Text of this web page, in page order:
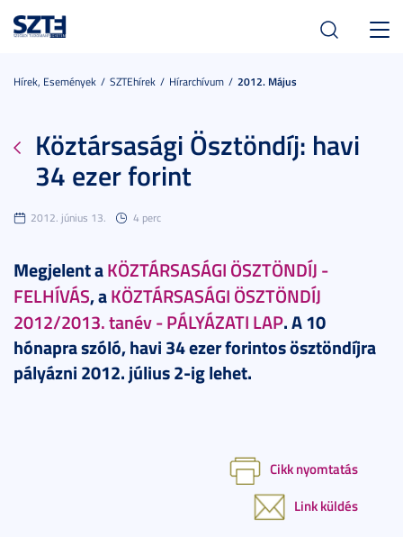
Hírek, Események SZTEhírek Hírarchívum 2012. Május
Köztársasági Ösztöndíj: havi
34 ezer forint
2012. június 13. 4 perc
Megjelent aKÖZTÁRSASÁGI ÖSZTÖNDÍJ -
FELHÍVÁS, aKÖZTÁRSASÁGI ÖSZTÖNDÍJ
2012/2013. tanév - PÁLYÁZATI LAP. A 10
hónapra szóló, havi 34 ezer forintos ösztöndíjra
pályázni 2012. július 2-ig lehet.
Cikk nyomtatás
Link küldés